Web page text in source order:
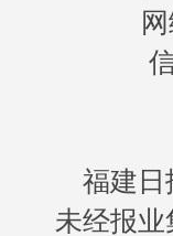
福建日
未经报